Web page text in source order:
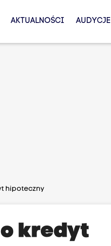
AKTUALNOŚCI AUDYCJE
hipoteczny
o kredyt